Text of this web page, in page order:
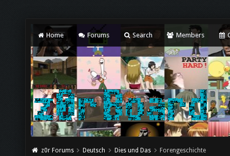
Home Forums Search Members
z0r Forums Deutsch Dies und Das Forengeschichte